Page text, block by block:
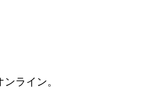
ライン。